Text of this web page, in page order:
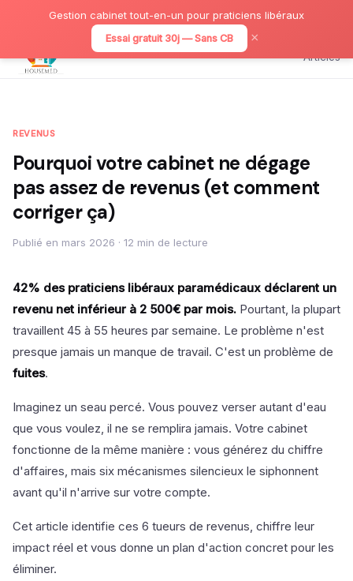
Gestion cabinet tout-en-un pour praticiens libéraux
Essai gratuit 30j — Sans CB ×
Articles
REVENUS
Pourquoi votre cabinet ne dégage
pas assez de revenus (et comment
corriger ça)
Publié en mars 2026 · 12 min de lecture
42% des praticiens libéraux paramédicaux déclarent un
revenu net inférieur à 2 500€ par mois. Pourtant, la plupart
travaillent 45 à 55 heures par semaine. Le problème n'est
presque jamais un manque de travail. C'est un problème de
fuites.
Imaginez un seau percé. Vous pouvez verser autant d'eau
que vous voulez, il ne se remplira jamais. Votre cabinet
fonctionne de la même manière : vous générez du chiffre
d'affaires, mais six mécanismes silencieux le siphonnent
avant qu'il n'arrive sur votre compte.
Cet article identifie ces 6 tueurs de revenus, chiffre leur
impact réel et vous donne un plan d'action concret pour les
éliminer.